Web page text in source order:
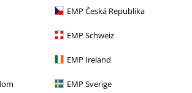
EMP Česká Republika
EMP Schweiz
EMP Ireland
EMP Sverige
so nen kurzen pulli bestllt hab. Fin ihn kürzer
er hat ein bisschen unangenehm nach chemie